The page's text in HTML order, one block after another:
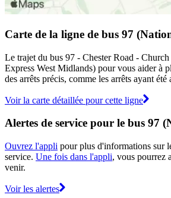
Carte de la ligne de bus 97
Le trajet du bus 97 - Chester Road -
Express West Midlands) pour vous aider à
des arrêts précis, comme les arrêts ayant
Voir la carte détaillée pour cette ligne
Alertes de service pour le bus 97
Ouvrez l'appli pour plus d'informations sur
service. Une fois dans l'appli, vous pourrez
venir.
Voir les alertes